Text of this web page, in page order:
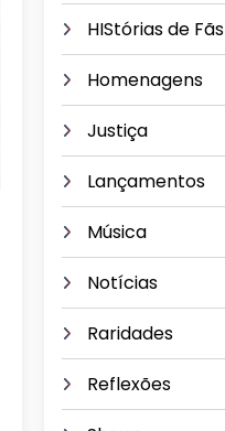
HIStórias de Fãs
Homenagens
Justiça
Lançamentos
Música
Notícias
Raridades
Reflexões